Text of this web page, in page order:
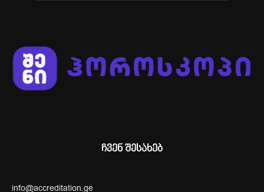
ჩვენ შესახებ
info@accreditation.ge